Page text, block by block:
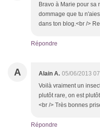
Bravo à Marie pour sa
dommage que tu
dans ton blog.<br />
Répondre
A Alain A. 05/06/2013
Voilà vraiment un
plutôt rare, on est
<br /> Très bonnes
Répondre